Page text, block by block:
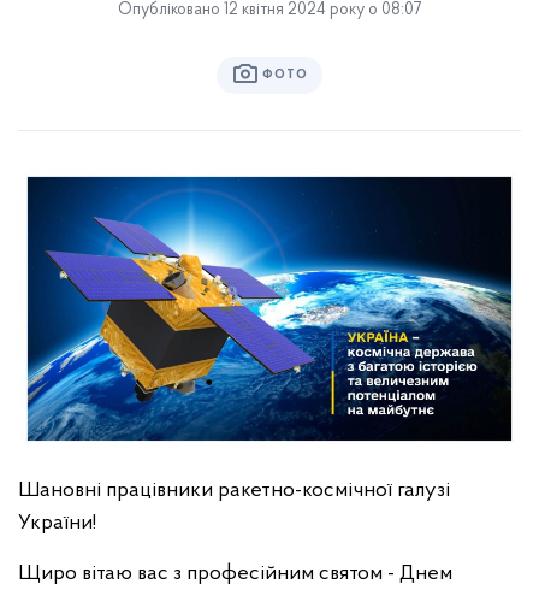
Опубліковано 12 квітня 2024 року о 08:07
ФОТО
Шановні працівники ракетно-космічної галузі
України!
Щиро вітаю вас з професійним святом - Днем